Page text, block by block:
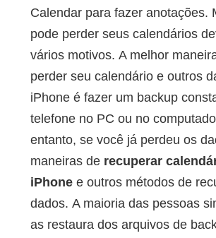
Calendar para fazer anotações.
pode perder seus calendários
vários motivos. A melhor
perder seu calendário e outros
iPhone é fazer um backup
telefone no PC ou no
entanto, se você já perdeu os
maneiras de recuperar
iPhonee outros métodos de
dados. A maioria das pessoas
as restaura dos arquivos de